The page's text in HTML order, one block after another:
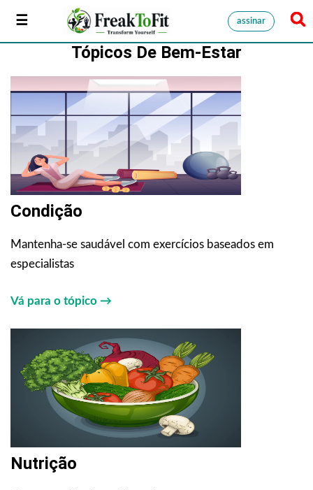
assinar
Tópicos De Bem-Estar
Condição
Mantenha-se saudável com exercícios baseados em
especialistas
Vá para o tópico →
Nutrição